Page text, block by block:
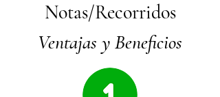
Notas/Recorridos
Ventajas y Beneficios